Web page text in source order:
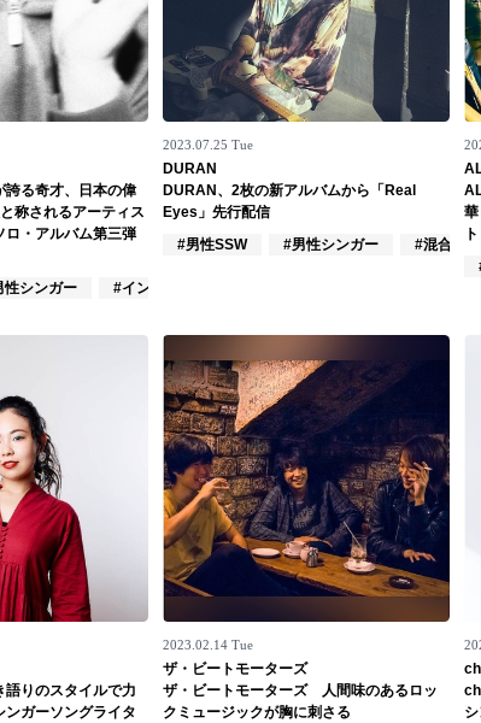
誇る奇才、日本の偉
称されるアーティス
ロ・アルバム第三弾
性シンガー #インディーズ
2023.07.25 Tue
DURAN
DURAN、2枚の新アルバムから「Real
Eyes」先行配信
#男性SSW
#男性シンガー #混合バン
ト
りのスタイルで力
ガーソングライタ
2023.02.14 Tue
ザ・ビートモーターズ
ザ・ビートモーターズ 人間味のあるロッ
クミュージックが胸に刺さる